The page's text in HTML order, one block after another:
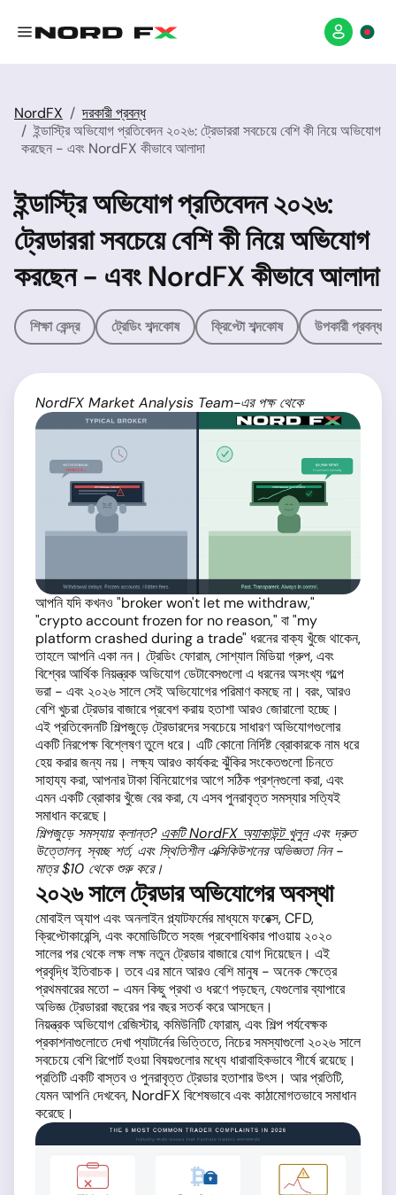
NordFX
দরকারী প্রবন্ধ
ইন্ডাস্ট্রি অভিযোগ প্রতিবেদন ২০২৬: ট্রেডাররা সবচেয়ে বেশি কী নিয়ে অভিযোগ
করছেন - এবং NordFX কীভাবে আলাদা
ইন্ডাস্ট্রি অভিযোগ প্রতিবেদন ২০২৬:
ট্রেডাররা সবচেয়ে বেশি কী নিয়ে অভিযোগ
করছেন - এবং NordFX কীভাবে আলাদা
শিক্ষা কেন্দ্র ট্রেডিং শব্দকোষ ক্রিপ্টো শব্দকোষ উপকারী
NordFX Market Analysis Team-এর পক্ষ থেকে
আপনি যদি কখনও "broker won't let me withdraw,"
"crypto account frozen for no reason," বা "my
platform crashed during a trade" ধরনের বাক্য খুঁজে থাকেন,
তাহলে আপনি একা নন। ট্রেডিং ফোরাম, সোশ্যাল মিডিয়া গ্রুপ, এবং
বিশ্বের আর্থিক নিয়ন্ত্রক অভিযোগ ডেটাবেসগুলো এ ধরনের অসংখ্য গল্পে
ভরা - এবং ২০২৬ সালে সেই অভিযোগের পরিমাণ কমছে না। বরং, আরও
বেশি খুচরা ট্রেডার বাজারে প্রবেশ করায় হতাশা আরও জোরালো হচ্ছে।
এই প্রতিবেদনটি শিল্পজুড়ে ট্রেডারদের সবচেয়ে সাধারণ অভিযোগগুলোর
একটি নিরপেক্ষ বিশ্লেষণ তুলে ধরে। এটি কোনো নির্দিষ্ট ব্রোকারকে নাম ধরে
হেয় করার জন্য নয়। লক্ষ্য আরও কার্যকর: ঝুঁকির সংকেতগুলো চিনতে
সাহায্য করা, আপনার টাকা বিনিয়োগের আগে সঠিক প্রশ্নগুলো করা, এবং
এমন একটি ব্রোকার খুঁজে বের করা, যে এসব পুনরাবৃত্ত সমস্যার সত্যিই
সমাধান করেছে।
শিল্পজুড়ে সমস্যায় ক্লান্ত? একটি NordFX অ্যাকাউন্ট খুলুনএবং দ্রুত
উত্তোলন, স্বচ্ছ শর্ত, এবং স্থিতিশীল এক্সিকিউশনের অভিজ্ঞতা নিন -
মাত্র $10 থেকে শুরু করে।
২০২৬ সালে ট্রেডার অভিযোগের অবস্থা
মোবাইল অ্যাপ এবং অনলাইন প্ল্যাটফর্মের মাধ্যমে ফরেক্স, CFD,
ক্রিপ্টোকারেন্সি, এবং কমোডিটিতে সহজ প্রবেশাধিকার পাওয়ায় ২০২০
সালের পর থেকে লক্ষ লক্ষ নতুন ট্রেডার বাজারে যোগ দিয়েছেন। এই
প্রবৃদ্ধি ইতিবাচক। তবে এর মানে আরও বেশি মানুষ - অনেক ক্ষেত্রে
প্রথমবারের মতো - এমন কিছু প্রথা ও ধরণে পড়ছেন, যেগুলোর ব্যাপারে
অভিজ্ঞ ট্রেডাররা বছরের পর বছর সতর্ক করে আসছেন।
নিয়ন্ত্রক অভিযোগ রেজিস্টার, কমিউনিটি ফোরাম, এবং শিল্প পর্যবেক্ষক
প্রকাশনাগুলোতে দেখা প্যাটার্নের ভিত্তিতে, নিচের সমস্যাগুলো ২০২৬ সালে
সবচেয়ে বেশি রিপোর্ট হওয়া বিষয়গুলোর মধ্যে ধারাবাহিকভাবে শীর্ষে রয়েছে।
প্রতিটি একটি বাস্তব ও পুনরাবৃত্ত ট্রেডার হতাশার উৎস। আর প্রতিটি,
যেমন আপনি দেখবেন, NordFX বিশেষভাবে এবং কাঠামোগতভাবে সমাধান
করেছে।